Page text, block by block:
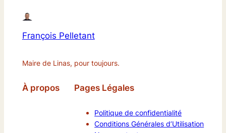
François Pelletant
Maire de Linas, pour toujours.
À propos Pages Légales
Politique de confidentialité
Conditions Générales d’Utilisation